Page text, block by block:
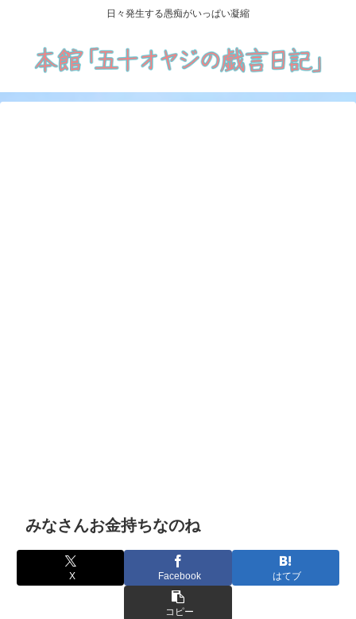
日々発生する愚痴がいっぱい凝縮
みなさんお金持ちなのね
X Facebook はてブ
コピー